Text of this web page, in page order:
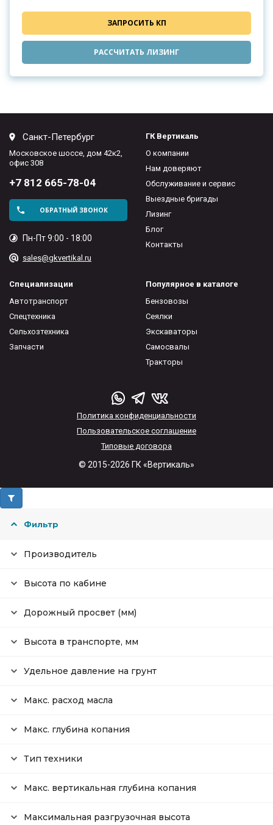
ЗАПРОСИТЬ КП
РАССЧИТАТЬ ЛИЗИНГ
Санкт-Петербург
Московское шоссе, дом 42к2,
офис 308
+7 812 665-78-04
ОБРАТНЫЙ ЗВОНОК
Пн-Пт 9:00 - 18:00
sales@gkvertikal.ru
ГК Вертикаль
О компании
Нам доверяют
Обслуживание и сервис
Выездные бригады
Лизинг
Блог
Контакты
Специализации
Автотранспорт
Спецтехника
Сельхозтехника
Запчасти
Популярное в каталоге
Бензовозы
Сеялки
Экскаваторы
Самосвалы
Тракторы
Политика конфиденциальности
Пользовательское соглашение
Типовые договора
© 2015-2026 ГК «Вертикаль»
Фильтр
Производитель
Высота по кабине
Дорожный просвет (мм)
Высота в транспорте, мм
Удельное давление на грунт
Макс. расход масла
Макс. глубина копания
Тип техники
Макс. вертикальная глубина копания
Максимальная разгрузочная высота